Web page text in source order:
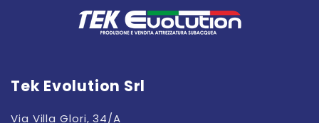
Tek Evolution Srl
Via Villa Glori, 34/A